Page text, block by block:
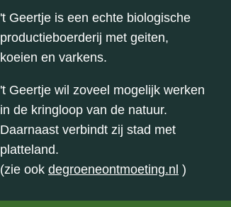
't Geertje is een echte biologische
productieboerderij met geiten,
koeien en varkens.
't Geertje wil zoveel mogelijk werken
in de kringloop van de natuur.
Daarnaast verbindt zij stad met
platteland.
(zie ook degroeneontmoeting.nl )